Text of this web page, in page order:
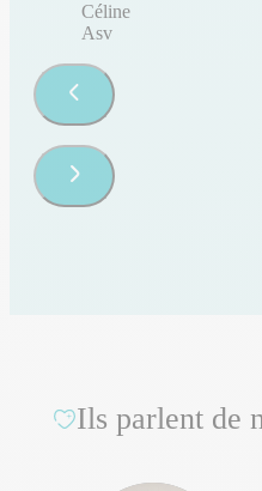
Céline
Asv
Ils parlent de